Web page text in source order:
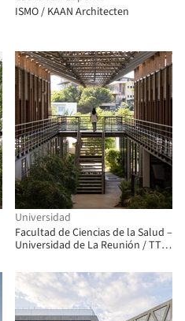
ISMO / KAAN Architecten
Universidad
Facultad de Ciencias de la Salud –
Universidad de La Reunión / TT